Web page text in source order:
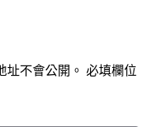
址不會公開。 必填欄位